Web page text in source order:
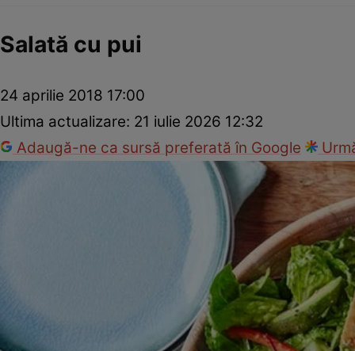
Salată cu pui
24 aprilie 2018 17:00
Ultima actualizare: 21 iulie 2026 12:32
Adaugă-ne ca sursă preferată în Google